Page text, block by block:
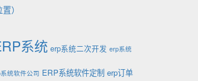
）
系统 erp系统二次开发 erp系统
统软件公司 ERP系统软件定制 erp订单